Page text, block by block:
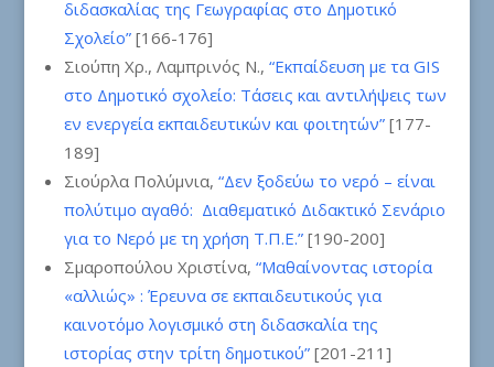
διδασκαλίας της Γεωγραφίας στο Δημοτικό
Σχολείο”[166-176]
Σιούπη Χρ., Λαμπρινός Ν., “Εκπαίδευση με τα GIS
στο Δημοτικό σχολείο: Τάσεις και αντιλήψεις των
εν ενεργεία εκπαιδευτικών και φοιτητών”[177-
189]
Σιούρλα Πολύμνια, “Δεν ξοδεύω το νερό – είναι
πολύτιμο αγαθό: Διαθεματικό Διδακτικό Σενάριο
για το Νερό με τη χρήση Τ.Π.Ε.”[190-200]
Σμαροπούλου Χριστίνα, “Μαθαίνοντας ιστορία
«αλλιώς» : Έρευνα σε εκπαιδευτικούς για
καινοτόμο λογισμικό στη διδασκαλία της
ιστορίας στην τρίτη δημοτικού”[201-211]